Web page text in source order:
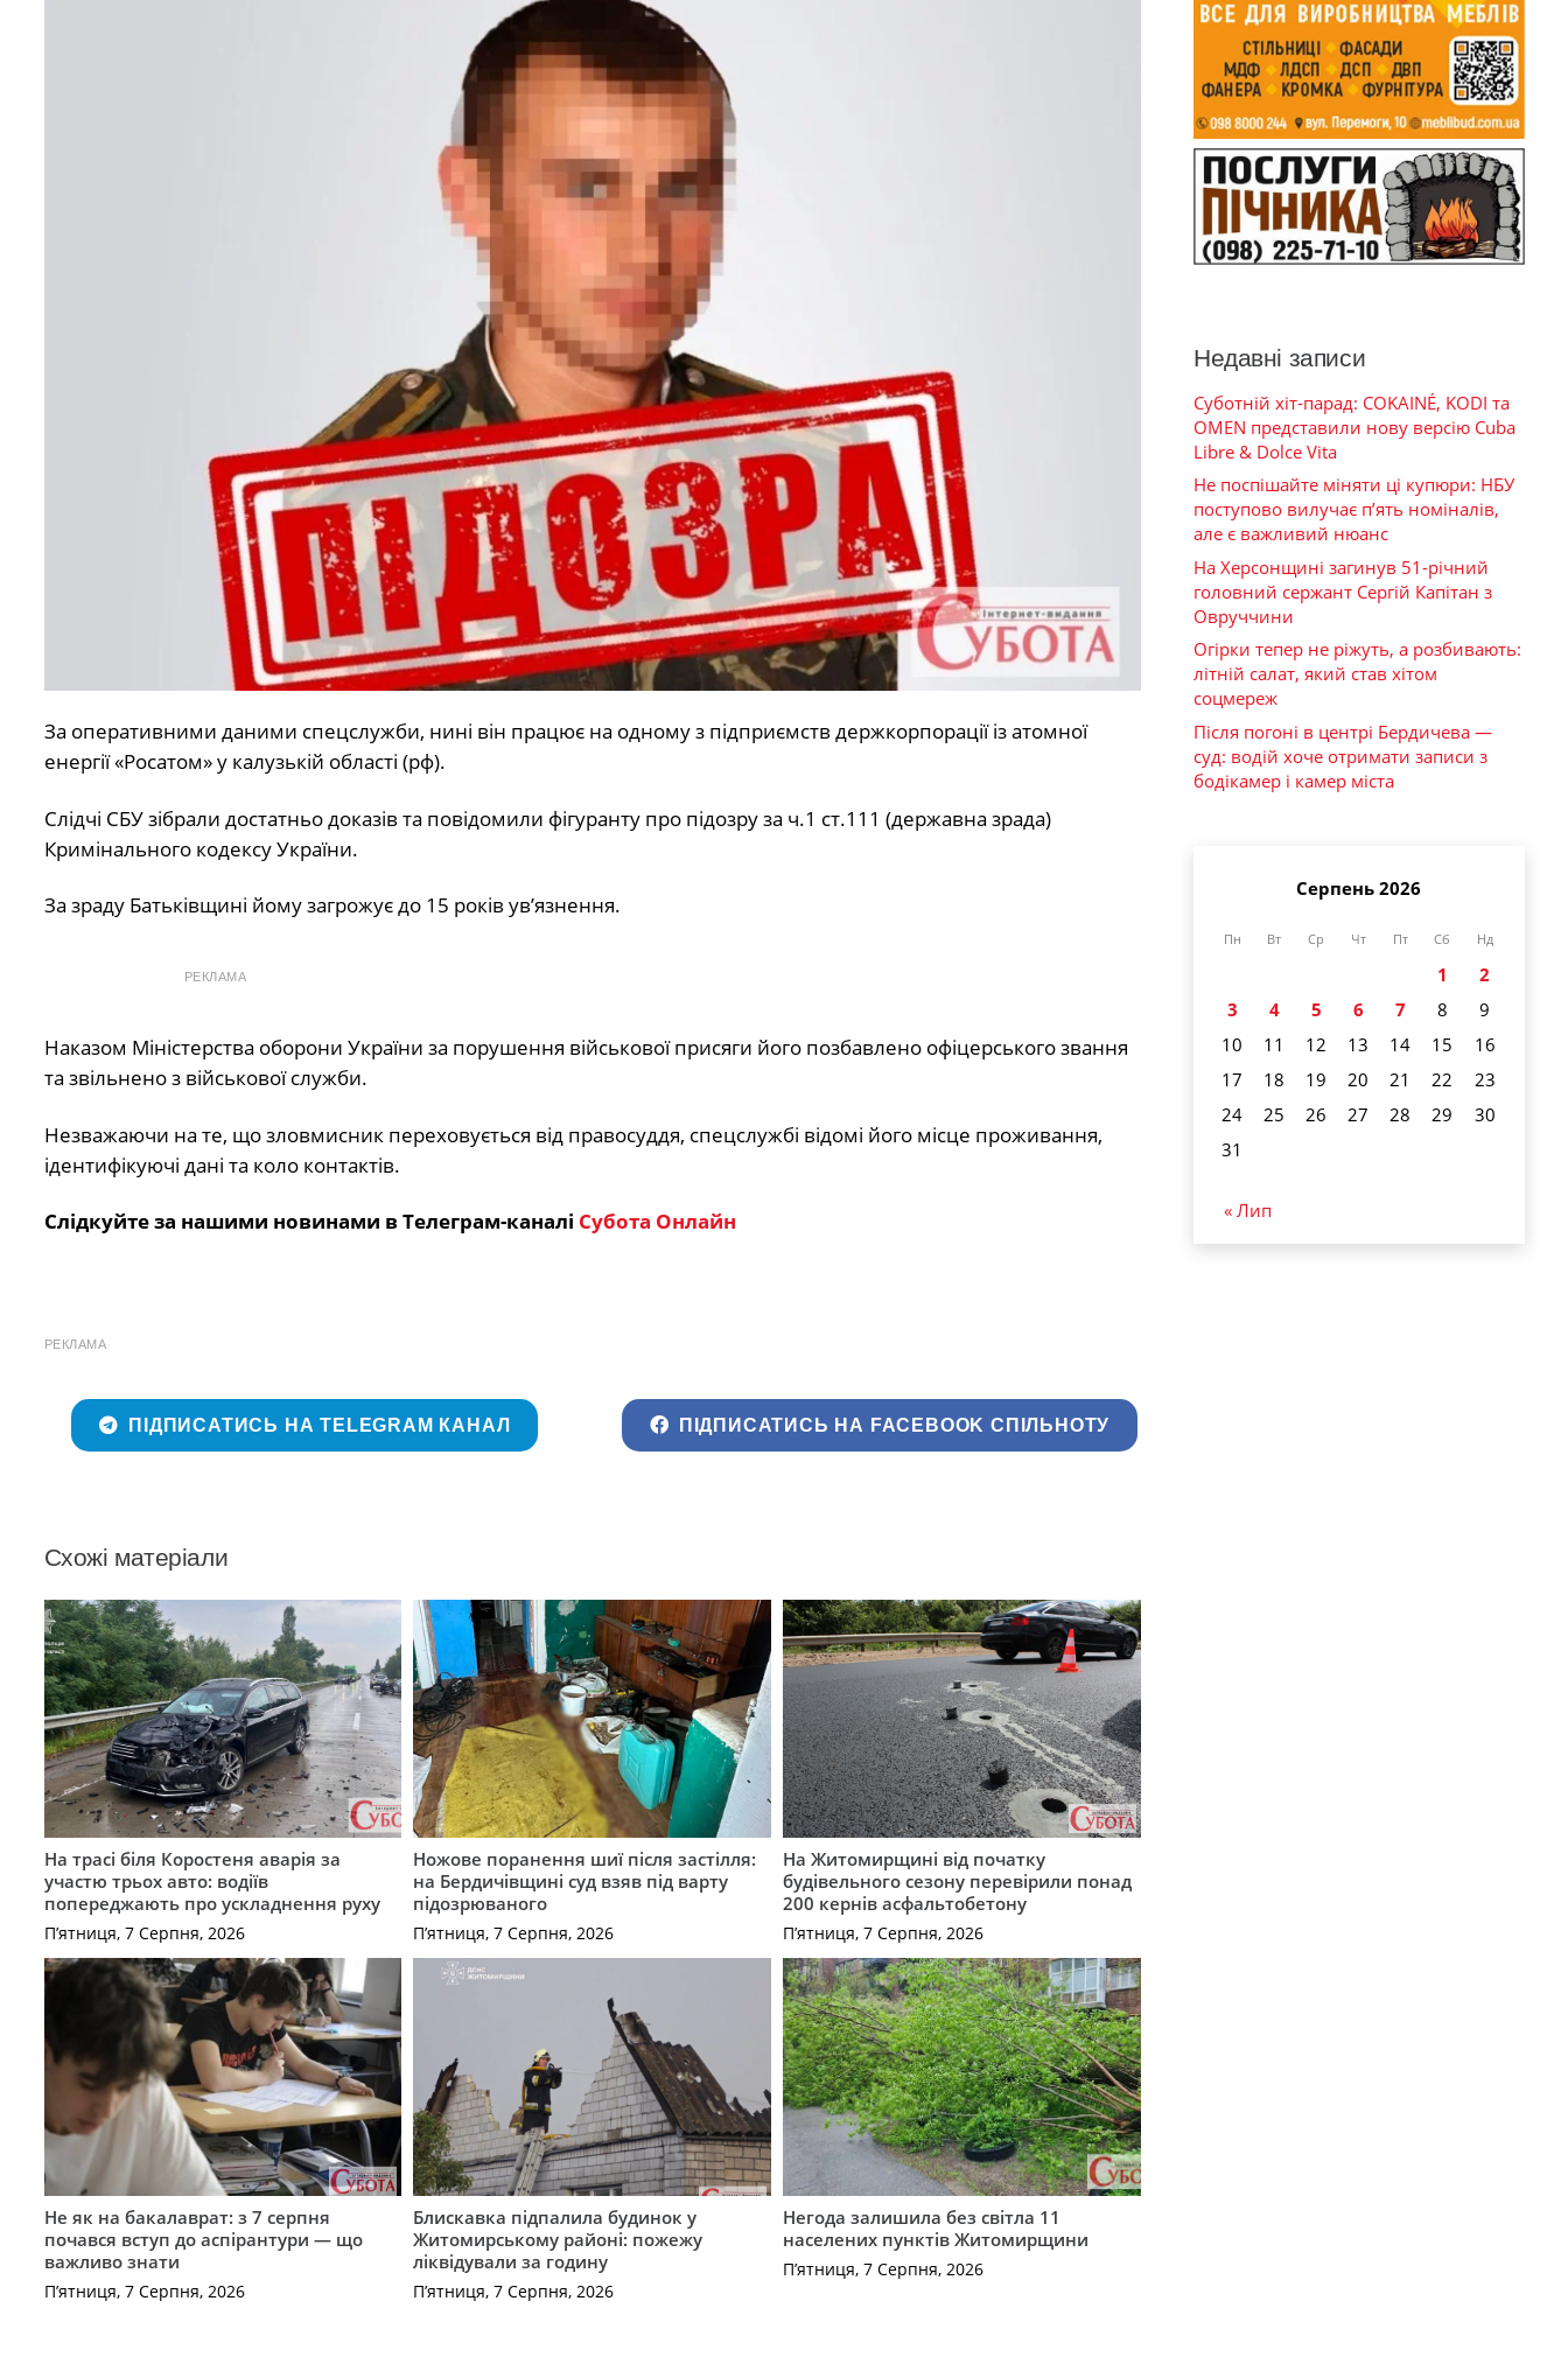
За оперативними даними спецслужби, нині він працює на одному з підприємств держкорпорації із атомної
енергії «Росатом» у калузькій області (рф).
Слідчі СБУ зібрали достатньо доказів та повідомили фігуранту про підозру за ч.1 ст.111 (державна зрада)
Кримінального кодексу України.
За зраду Батьківщині йому загрожує до 15 років ув’язнення.
РЕКЛАМА
Наказом Міністерства оборони України за порушення військової присяги його позбавлено офіцерського звання
та звільнено з військової служби.
Незважаючи на те, що зловмисник переховується від правосуддя, спецслужбі відомі його місце проживання,
ідентифікуючі дані та коло контактів.
Слідкуйте за нашими новинами в Телеграм-каналі Субота Онлайн
РЕКЛАМА
ПІДПИСАТИСЬ НА TELEGRAM КАНАЛ ПІДПИСАТИСЬ НА FACEBOOK СПІЛЬНОТУ
Схожі матеріали
На трасі біля Коростеня аварія за
участю трьох авто: водіїв
попереджають про ускладнення руху
П’ятниця, 7 Серпня, 2026
Ножове поранення шиї після застілля:
на Бердичівщині суд взяв під варту
підозрюваного
П’ятниця, 7 Серпня, 2026
На Житомирщині від початку
будівельного сезону перевірили понад
200 кернів асфальтобетону
П’ятниця, 7 Серпня, 2026
Не як на бакалаврат: з 7 серпня
почався вступ до аспірантури — що
важливо знати
П’ятниця, 7 Серпня, 2026
Блискавка підпалила будинок у
Житомирському районі: пожежу
ліквідували за годину
П’ятниця, 7 Серпня, 2026
Негода залишила без світла 11
населених пунктів Житомирщини
П’ятниця, 7 Серпня, 2026
Недавні записи
Суботній хіт-парад: COKAINÉ, KODI та
OMEN представили нову версію Cuba
Libre & Dolce Vita
Не поспішайте міняти ці купюри: НБУ
поступово вилучає п’ять номіналів,
але є важливий нюанс
На Херсонщині загинув 51-річний
головний сержант Сергій Капітан з
Овруччини
Огірки тепер не ріжуть, а розбивають:
літній салат, який став хітом
соцмереж
Після погоні в центрі Бердичева —
суд: водій хоче отримати записи з
бодікамер і камер міста
Серпень 2026
Пн Вт Ср Чт Пт Сб Нд
1
2
3
4 5 6 7 8
9
10
11 12 13 14 15
16
17
18 19 20 21 22
23
24
25 26 27 28 29
30
31
« Лип